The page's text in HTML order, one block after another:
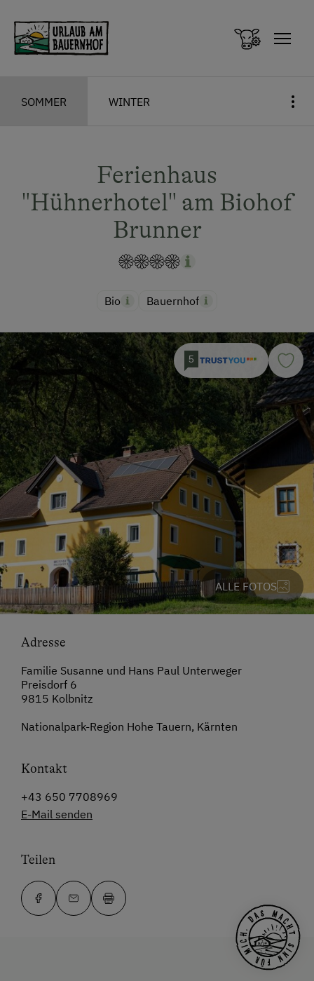
SOMMER WINTER
Ferienhaus
"Hühnerhotel" am Biohof
Brunner
Bio Bauernhof
5
ALLE FOTOS
Adresse
Familie Susanne und Hans Paul Unterweger
Preisdorf 6
9815 Kolbnitz
Nationalpark-Region Hohe Tauern, Kärnten
Kontakt
+43 650 7708969
E-Mail senden
Teilen